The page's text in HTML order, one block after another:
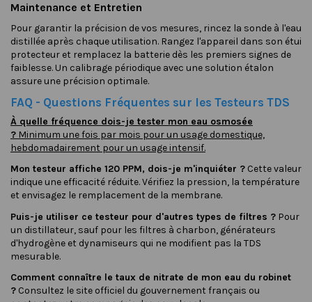
Maintenance et Entretien
Pour garantir la précision de vos mesures, rincez la sonde à l'eau
distillée après chaque utilisation. Rangez l'appareil dans son étui
protecteur et remplacez la batterie dès les premiers signes de
faiblesse. Un calibrage périodique avec une solution étalon
assure une précision optimale.
FAQ - Questions Fréquentes sur les Testeurs TDS
À quelle fréquence dois-je tester mon eau osmosée
? Minimum une fois par mois pour un usage domestique,
hebdomadairement pour un usage intensif.
Mon testeur affiche 120 PPM, dois-je m'inquiéter ? Cette valeur
indique une efficacité réduite. Vérifiez la pression, la température
et envisagez le remplacement de la membrane.
Puis-je utiliser ce testeur pour d'autres types de filtres ? Pour
un distillateur, sauf pour les filtres à charbon, générateurs
d'hydrogène et dynamiseurs qui ne modifient pas la TDS
mesurable.
Comment connaître le taux de nitrate de mon eau du robinet
? Consultez le site officiel du gouvernement français ou